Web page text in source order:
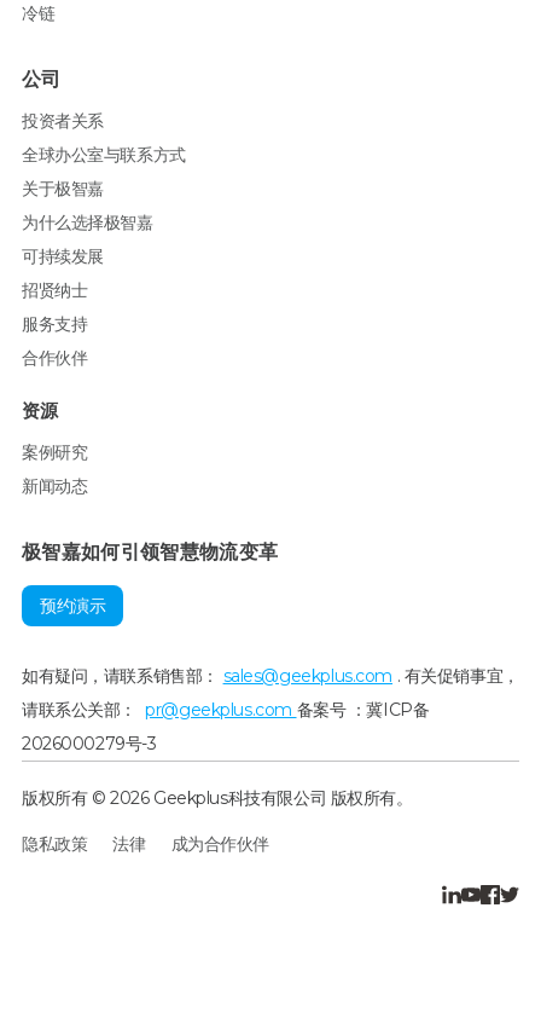
冷链
公司
投资者关系
全球办公室与联系方式
关于极智嘉
为什么选择极智嘉
可持续发展
招贤纳士
服务支持
合作伙伴
资源
案例研究
新闻动态
极智嘉如何引领智慧物流变革
预约演示
如有疑问，请联系销售部： sales@geekplus.com . 有关促销事宜，
请联系公关部：pr@geekplus.com 备案号 ：冀ICP备
2026000279号-3
版权所有 © 2026 Geekplus科技有限公司 版权所有。
隐私政策 法律 成为合作伙伴